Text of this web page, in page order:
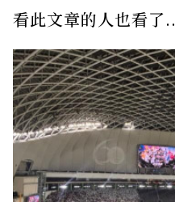
看此文章的人也看了..